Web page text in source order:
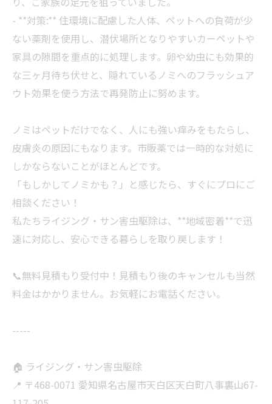
- **対策:** 住環境に配慮した人体、ペットへの負荷が少
ない薬剤を使用し、潜伏場所となりやすいカーペットや
家具の隙間を重点的に処理します。卵や幼虫にも効果的
な三ヶ月待ち伏せと、隠れているノミへのフラッシュア
ウト効果を使う方法で再発防止に努めます。
ノミはペットだけでなく、人にも強い痒みをもたらし、
皮膚炎の原因にもなります。市販薬では一時的な対処に
しかならないことがほとんどです。
「もしかしてノミかも？」と感じたら、すぐにプロにご
相談ください！
私たちライジング・サン害虫駆除は、**地域密着**で迅
速に対応し、安心できる暮らしを取り戻します！
📞無料見積もり受付中！見積もり後のキャンセルも当然
料金はかかりません。お気軽にお電話ください。
-----
🏠 ライジング・サン害虫駆除
📍 〒468-0071 愛知県名古屋市天白区天白町八事裏山67-